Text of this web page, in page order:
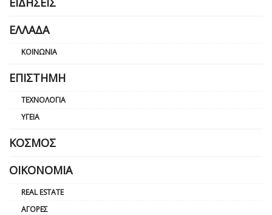
ΕΛΛΆΔΑ
ΚΟΙΝΩΝΊΑ
ΕΠΙΣΤΉΜΗ
ΤΕΧΝΟΛΟΓΊΑ
ΥΓΕΊΑ
ΚΌΣΜΟΣ
ΟΙΚΟΝΟΜΊΑ
REAL ESTATE
ΑΓΟΡΈΣ